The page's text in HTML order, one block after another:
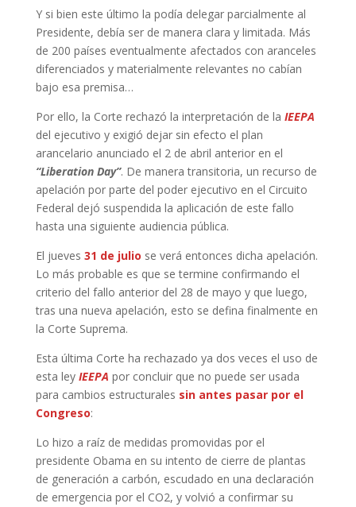
Y si bien este último la podía delegar parcialmente al
Presidente, debía ser de manera clara y limitada. Más
de 200 países eventualmente afectados con aranceles
diferenciados y materialmente relevantes no cabían
bajo esa premisa…
Por ello, la Corte rechazó la interpretación de la IEEPA
del ejecutivo y exigió dejar sin efecto el plan
arancelario anunciado el 2 de abril anterior en el
“Liberation Day”. De manera transitoria, un recurso de
apelación por parte del poder ejecutivo en el Circuito
Federal dejó suspendida la aplicación de este fallo
hasta una siguiente audiencia pública.
El jueves 31 de julio se verá entonces dicha apelación.
Lo más probable es que se termine confirmando el
criterio del fallo anterior del 28 de mayo y que luego,
tras una nueva apelación, esto se defina finalmente en
la Corte Suprema.
Esta última Corte ha rechazado ya dos veces el uso de
esta ley IEEPA por concluir que no puede ser usada
para cambios estructurales sin antes pasar por el
Congreso:
Lo hizo a raíz de medidas promovidas por el
presidente Obama en su intento de cierre de plantas
de generación a carbón, escudado en una declaración
de emergencia por el CO2, y volvió a confirmar su